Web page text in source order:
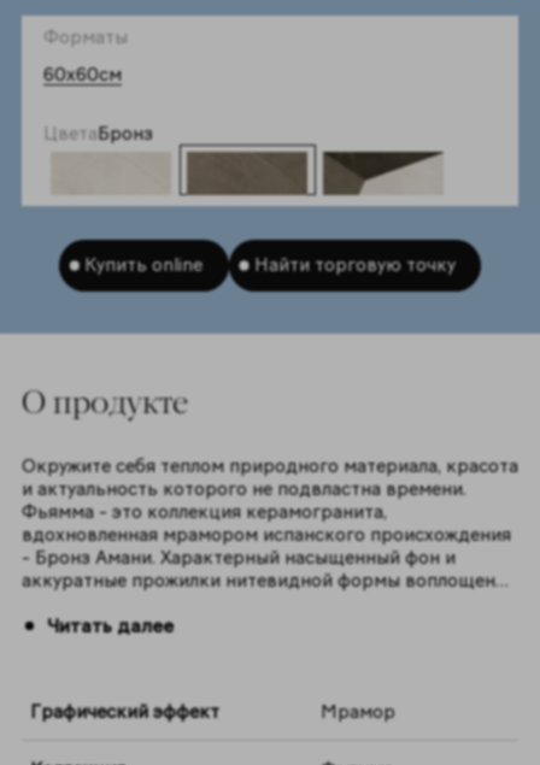
Форматы
60x60см
ЦветаБронз
Купить online Найти торговую точку
O продукте
Окружите себя теплом природного материала, красота
и актуальность которого не подвластна времени.
Фьямма - это коллекция керамогранита,
вдохновленная мрамором испанского происхождения
- Бронз Амани. Характерный насыщенный фон и
аккуратные прожилки нитевидной формы воплощены
элегантная текстура мрамора украсит ваш дом и
Читать далее
Графический эффект Мрамор